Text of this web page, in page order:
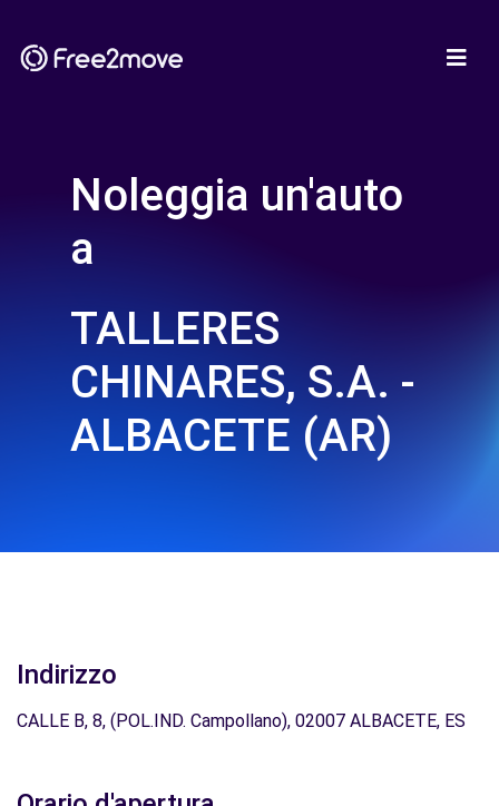
Noleggia un'auto
a
TALLERES
CHINARES, S.A. -
ALBACETE (AR)
Indirizzo
CALLE B, 8, (POL.IND. Campollano), 02007 ALBACETE, ES